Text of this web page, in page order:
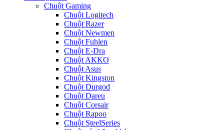
Chuột Gaming
Chuột Logitech
Chuột Razer
Chuột Newmen
Chuột Fuhlen
Chuột E-Dra
Chuột AKKO
Chuột Asus
Chuột Kingston
Chuột Durgod
Chuột Dareu
Chuột Corsair
Chuột Rapoo
Chuột SteelSeries